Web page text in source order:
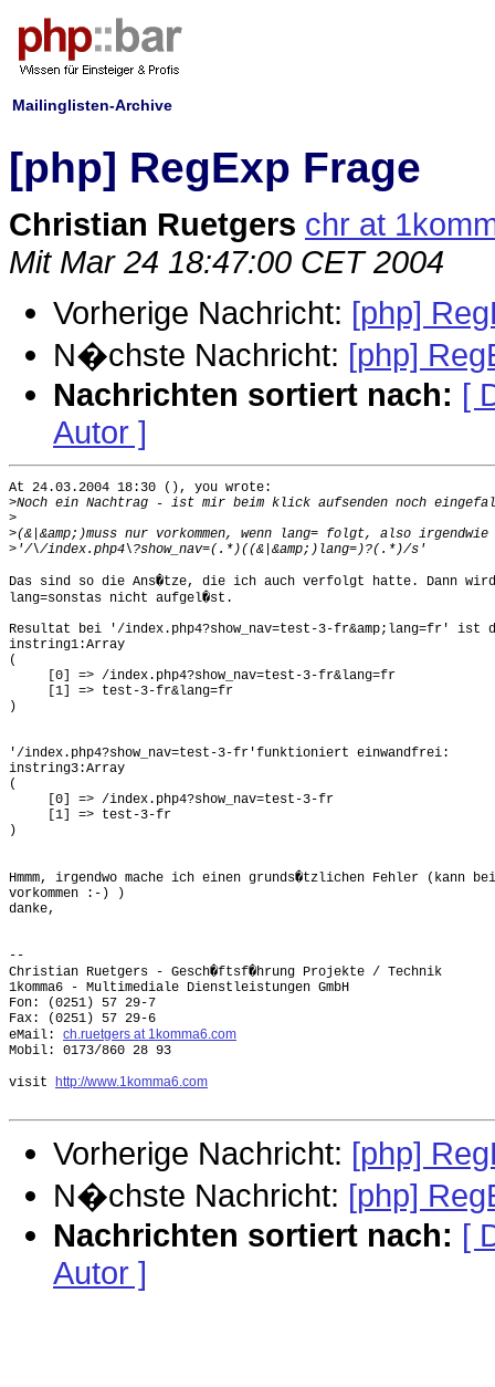
Mailinglisten-Archive
[php] RegExp Frage
Christian Ruetgers chr at
Mit Mar 24 18:47:00 CET 2004
Vorherige Nachricht: [php]
N�chste Nachricht: [php]
Nachrichten sortiert nach: [
Autor ]
At 24.03.2004 18:30 (), you wrote:
>
>
>
>
Das sind so die Ans�tze, die ich auch verfolgt hatte. Dann
lang=sonstas nicht aufgel�st.
Resultat bei '/index.php4?show_nav=test-3-fr&amp;lang=fr' ist
instring1:Array
(
     [0] => /index.php4?show_nav=test-3-fr&lang=fr
     [1] => test-3-fr&lang=fr
)
'/index.php4?show_nav=test-3-fr'funktioniert einwandfrei:
instring3:Array
(
     [0] => /index.php4?show_nav=test-3-fr
     [1] => test-3-fr
)
Hmmm, irgendwo mache ich einen grunds�tzlichen Fehler (kann
vorkommen :-) )
danke,
--
Christian Ruetgers - Gesch�ftsf�hrung Projekte / Technik
1komma6 - Multimediale Dienstleistungen GmbH
Fon: (0251) 57 29-7
Fax: (0251) 57 29-6
eMail: ch.ruetgers at 1komma6.com
Mobil: 0173/860 28 93
visit http://www.1komma6.com
Vorherige Nachricht: [php]
N�chste Nachricht: [php]
Nachrichten sortiert nach: [
Autor ]